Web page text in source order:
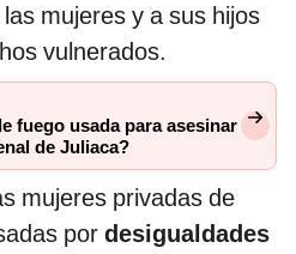
mujeres y a sus hijos
vulnerados.
fuego usada para asesinar
de Juliaca?
mujeres privadas de
por desigualdades